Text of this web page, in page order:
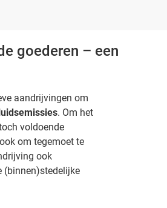
goederen – een
aandrijvingen om
. Om het
voldoende
om tegemoet te
ook
(binnen)stedelijke